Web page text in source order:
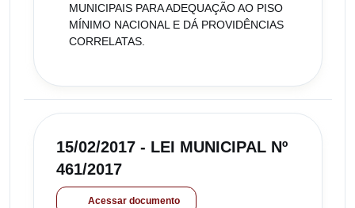
MUNICIPAIS PARA ADEQUAÇÃO AO PISO
MÍNIMO NACIONAL E DÁ PROVIDÊNCIAS
CORRELATAS.
15/02/2017 - LEI MUNICIPAL Nº
461/2017
Acessar documento